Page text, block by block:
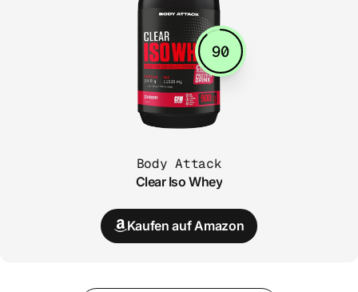
90
Body Attack
Clear Iso Whey
Kaufen auf Amazon